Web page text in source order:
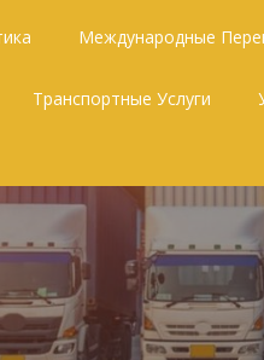
Международные
Транспортные Услуги